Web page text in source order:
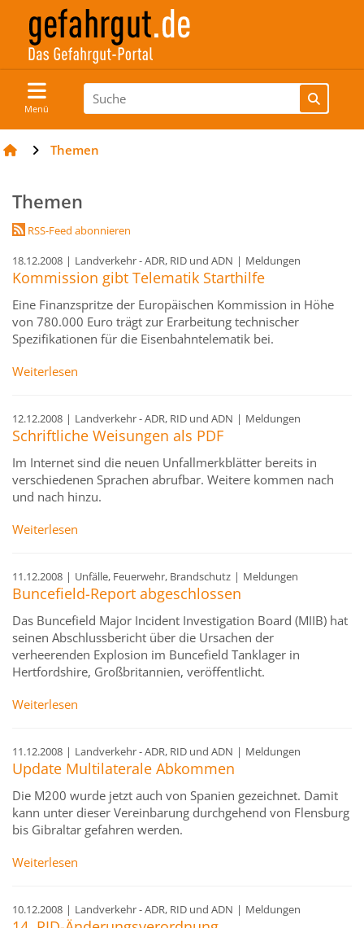
Menü
Themen
Themen
RSS-Feed abonnieren
18.12.2008 | Landverkehr - ADR, RID und ADN | Meldungen
Kommission gibt Telematik Starthilfe
Eine Finanzspritze der Europäischen Kommission in Höhe
von 780.000 Euro trägt zur Erarbeitung technischer
Spezifikationen für die Eisenbahntelematik bei.
Weiterlesen
12.12.2008 | Landverkehr - ADR, RID und ADN | Meldungen
Schriftliche Weisungen als PDF
Im Internet sind die neuen Unfallmerkblätter bereits in
verschiedenen Sprachen abrufbar. Weitere kommen nach
und nach hinzu.
Weiterlesen
11.12.2008 | Unfälle, Feuerwehr, Brandschutz | Meldungen
Buncefield-Report abgeschlossen
Das Buncefield Major Incident Investigation Board (MIIB) hat
seinen Abschlussbericht über die Ursachen der
verheerenden Explosion im Buncefield Tanklager in
Hertfordshire, Großbritannien, veröffentlicht.
Weiterlesen
11.12.2008 | Landverkehr - ADR, RID und ADN | Meldungen
Update Multilaterale Abkommen
Die M200 wurde jetzt auch von Spanien gezeichnet. Damit
kann unter dieser Vereinbarung durchgehend von Flensburg
bis Gibraltar gefahren werden.
Weiterlesen
10.12.2008 | Landverkehr - ADR, RID und ADN | Meldungen